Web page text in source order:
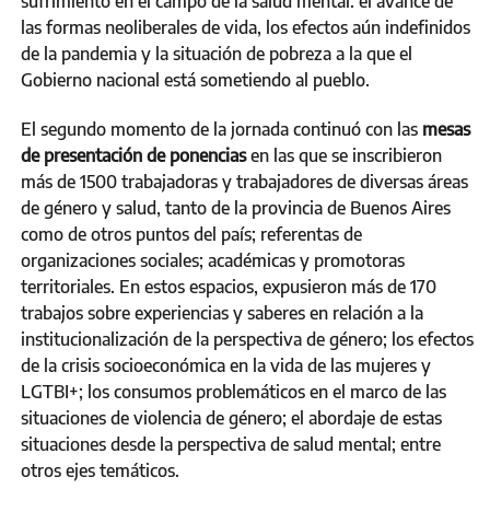
las formas neoliberales de vida, los efectos aún indefinidos
de la pandemia y la situación de pobreza a la que el
Gobierno nacional está sometiendo al pueblo.
El segundo momento de la jornada continuó con las mesas
de presentación de ponenciasen las que se inscribieron
más de 1500 trabajadoras y trabajadores de diversas áreas
de género y salud, tanto de la provincia de Buenos Aires
como de otros puntos del país; referentas de
organizaciones sociales; académicas y promotoras
territoriales. En estos espacios, expusieron más de 170
trabajos sobre experiencias y saberes en relación a la
institucionalización de la perspectiva de género; los efectos
de la crisis socioeconómica en la vida de las mujeres y
LGTBI+; los consumos problemáticos en el marco de las
situaciones de violencia de género; el abordaje de estas
situaciones desde la perspectiva de salud mental; entre
otros ejes temáticos.